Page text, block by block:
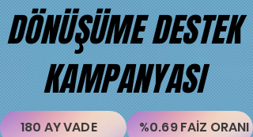
DÖNÜŞÜME DESTEK
KAMPANYASI
180 AY VADE %0.69 FAİZ ORANI